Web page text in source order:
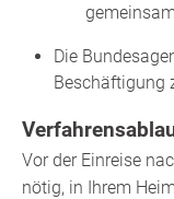
Die
Beschäftigung
Vor der Einreise
nötig, in Ihrem